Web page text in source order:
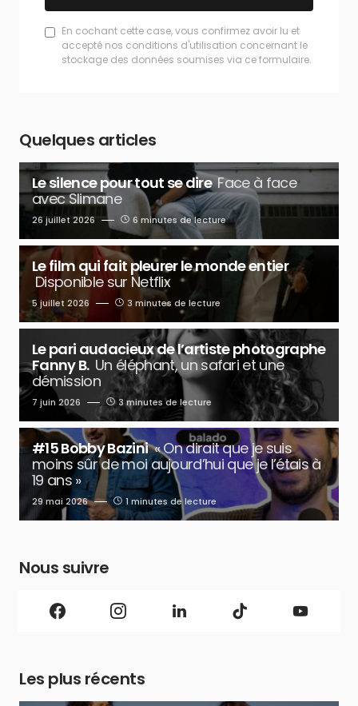
En cochant cette case, vous confirmez avoir lu et
accepté nos conditions d'utilisation concernant le
stockage des données soumises via ce formulaire.
Quelques articles
Le silence pour tout se dire Face à face
avec Slimane
26 juillet 2026 6 minutes de lecture
Le film qui fait pleurer le monde entier
Disponible sur Netflix
5 juillet 2026 3 minutes de lecture
Le pari audacieux de l’artiste photographe
Fanny B. Un éléphant, un safari et une
démission
7 juin 2026 3 minutes de lecture
#15 Bobby Bazini « On dirait que je suis
moins sûr de moi aujourd’hui que je l’étais à
19 ans »
29 mai 2026 1 minutes de lecture
Nous suivre
Les plus récents